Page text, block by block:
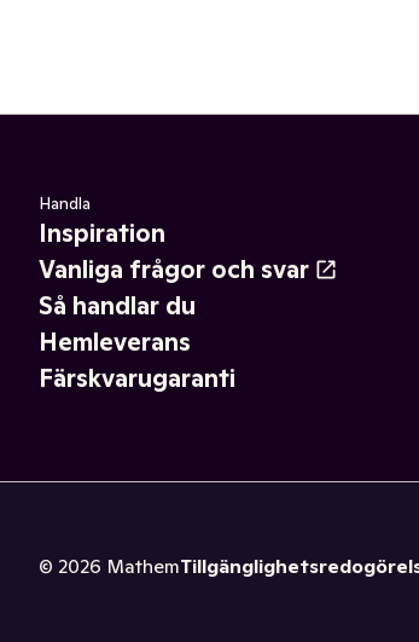
Handla
Inspiration
Vanliga frågor och svar
Så handlar du
Hemleverans
Färskvarugaranti
© 2026 Mathem